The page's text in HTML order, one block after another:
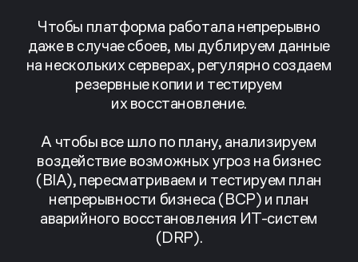
Чтобы платформа работала непрерывно
даже в случае сбоев, мы дублируем данные
на нескольких серверах, регулярно создаем
резервные копии и тестируем
их восстановление.
А чтобы все шло по плану, анализируем
воздействие возможных угроз на бизнес
(BIA), пересматриваем и тестируем план
непрерывности бизнеса (BCP) и план
аварийного восстановления ИТ-систем
(DRP).